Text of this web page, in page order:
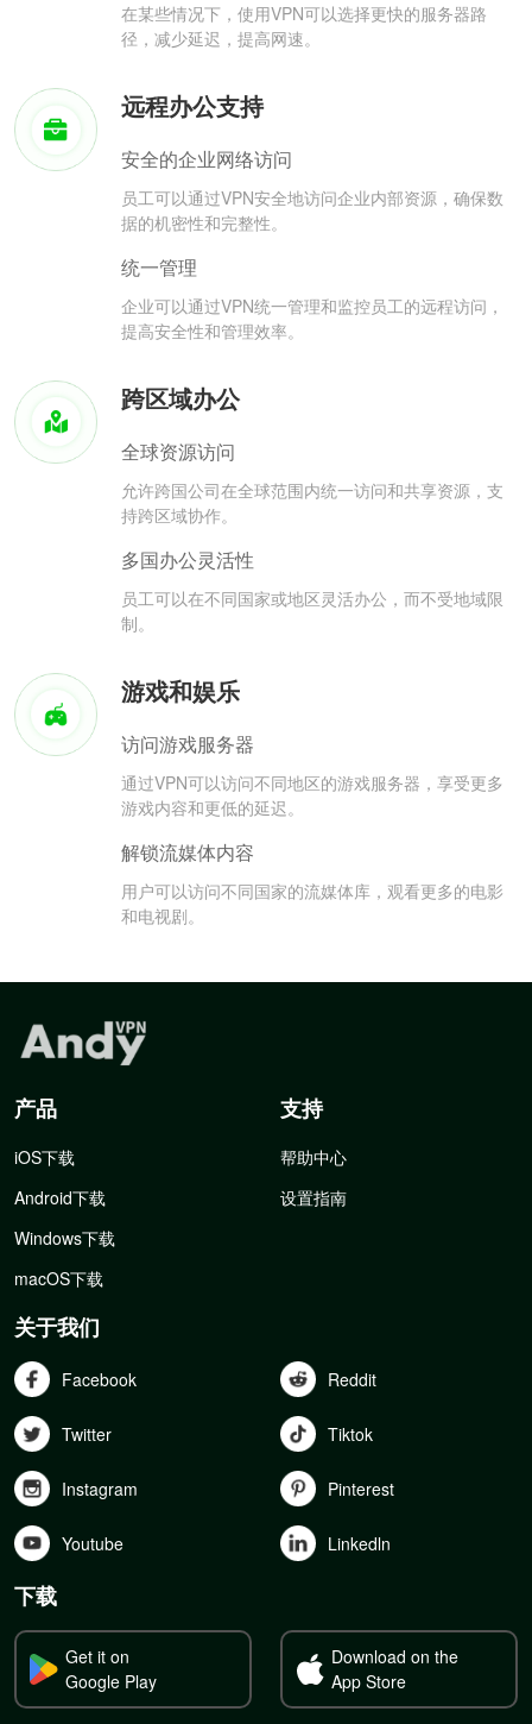
在某些情况下，使用VPN可以选择更快的服务器路
径，减少延迟，提高网速。
远程办公支持
安全的企业网络访问
员工可以通过VPN安全地访问企业内部资源，确保数
据的机密性和完整性。
统一管理
企业可以通过VPN统一管理和监控员工的远程访问，
提高安全性和管理效率。
跨区域办公
全球资源访问
允许跨国公司在全球范围内统一访问和共享资源，支
持跨区域协作。
多国办公灵活性
员工可以在不同国家或地区灵活办公，而不受地域限
制。
游戏和娱乐
访问游戏服务器
通过VPN可以访问不同地区的游戏服务器，享受更多
游戏内容和更低的延迟。
解锁流媒体内容
用户可以访问不同国家的流媒体库，观看更多的电影
和电视剧。
产品
iOS下载
Android下载
Windows下载
macOS下载
支持
帮助中心
设置指南
关于我们
Facebook Reddit
Twitter Tiktok
Instagram Pinterest
Youtube Linkedln
下载
Get it on
Google Play
Download on the
App Store